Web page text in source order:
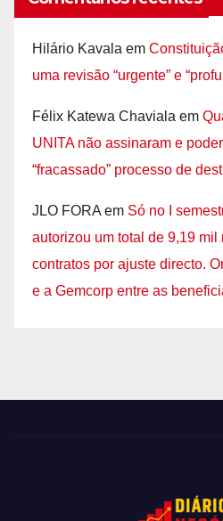
Hilário Kavala em
uma revisão “urgente” e
Félix Katewa Chaviala em
UNITA não assinaram e
“fracassado” processo de
JLO FORA em Só no I
autorizou um total de 9,19
contratos por ajuste directo.
e a Gemcorp entre as